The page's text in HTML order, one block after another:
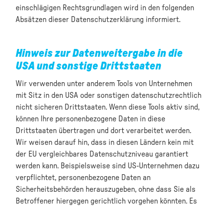
einschlägigen Rechtsgrundlagen wird in den folgenden
Absätzen dieser Datenschutzerklärung informiert.
Hinweis zur Datenweitergabe in die
USA und sonstige Drittstaaten
Wir verwenden unter anderem Tools von Unternehmen
mit Sitz in den USA oder sonstigen datenschutzrechtlich
nicht sicheren Drittstaaten. Wenn diese Tools aktiv sind,
können Ihre personenbezogene Daten in diese
Drittstaaten übertragen und dort verarbeitet werden.
Wir weisen darauf hin, dass in diesen Ländern kein mit
der EU vergleichbares Datenschutzniveau garantiert
werden kann. Beispielsweise sind US-Unternehmen dazu
verpflichtet, personenbezogene Daten an
Sicherheitsbehörden herauszugeben, ohne dass Sie als
Betroffener hiergegen gerichtlich vorgehen könnten. Es